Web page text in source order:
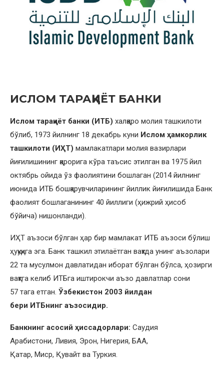
ИСЛОМ ТАРАҚҚИЁТ БАНКИ
Ислом тараққиёт банки (ИТБ) халқаро молия ташкилоти
бўлиб, 1973 йилнинг 18 декабрь куни Ислом ҳамкорлик
ташкилоти (ИҲТ) мамлакатлари молия вазирлари
йиғилишининг қарорига кўра таъсис этилган ва 1975 йил
октябрь ойида ўз фаолиятини бошлаган (2014 йилнинг
июнида ИТБ бошқарувчиларининг йиллик йиғилишида Банк
фаолият бошлаганининг 40 йиллиги (ҳижрий ҳисоб
бўйича) нишонланди).
ИҲТ аъзоси бўлган ҳар бир мамлакат ИТБ аъзоси бўлиш
ҳуқуқига эга. Банк ташкил этилаётган вақтда унинг аъзолари
22 та мусулмон давлатидан иборат бўлган бўлса, ҳозирги
вақтга келиб ИТБга иштирокчи аъзо давлатлар сони
57 тага етган. Ўзбекистон 2003 йилдан
бери ИТБнинг аъзосидир.
Банкнинг асосий ҳиссадорлари: Саудия
Арабистони, Ливия, Эрон, Нигерия, БАА,
Қатар, Миср, Қувайт ва Туркия.